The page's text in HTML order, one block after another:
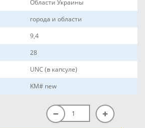
Области Украины
города и области
9,4
28
UNC (в капсуле)
KM# new